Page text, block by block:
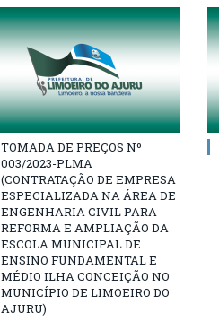
TOMADA DE PREÇOS Nº
003/2023-PLMA
(CONTRATAÇÃO DE EMPRESA
ESPECIALIZADA NA ÁREA DE
ENGENHARIA CIVIL PARA
REFORMA E AMPLIAÇÃO DA
ESCOLA MUNICIPAL DE
ENSINO FUNDAMENTAL E
MÉDIO ILHA CONCEIÇÃO NO
MUNICÍPIO DE LIMOEIRO DO
AJURU)